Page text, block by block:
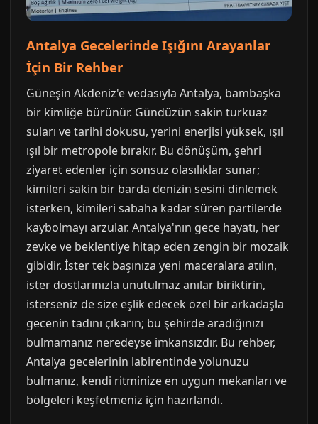
Antalya Gecelerinde Işığını Arayanlar
İçin Bir Rehber
Güneşin Akdeniz'e vedasıyla Antalya, bambaşka
bir kimliğe bürünür. Gündüzün sakin turkuaz
suları ve tarihi dokusu, yerini enerjisi yüksek, ışıl
ışıl bir metropole bırakır. Bu dönüşüm, şehri
ziyaret edenler için sonsuz olasılıklar sunar;
kimileri sakin bir barda denizin sesini dinlemek
isterken, kimileri sabaha kadar süren partilerde
kaybolmayı arzular. Antalya'nın gece hayatı, her
zevke ve beklentiye hitap eden zengin bir mozaik
gibidir. İster tek başınıza yeni maceralara atılın,
ister dostlarınızla unutulmaz anılar biriktirin,
isterseniz de size eşlik edecek özel bir arkadaşla
gecenin tadını çıkarın; bu şehirde aradığınızı
bulmamanız neredeyse imkansızdır. Bu rehber,
Antalya gecelerinin labirentinde yolunuzu
bulmanız, kendi ritminize en uygun mekanları ve
bölgeleri keşfetmeniz için hazırlandı.